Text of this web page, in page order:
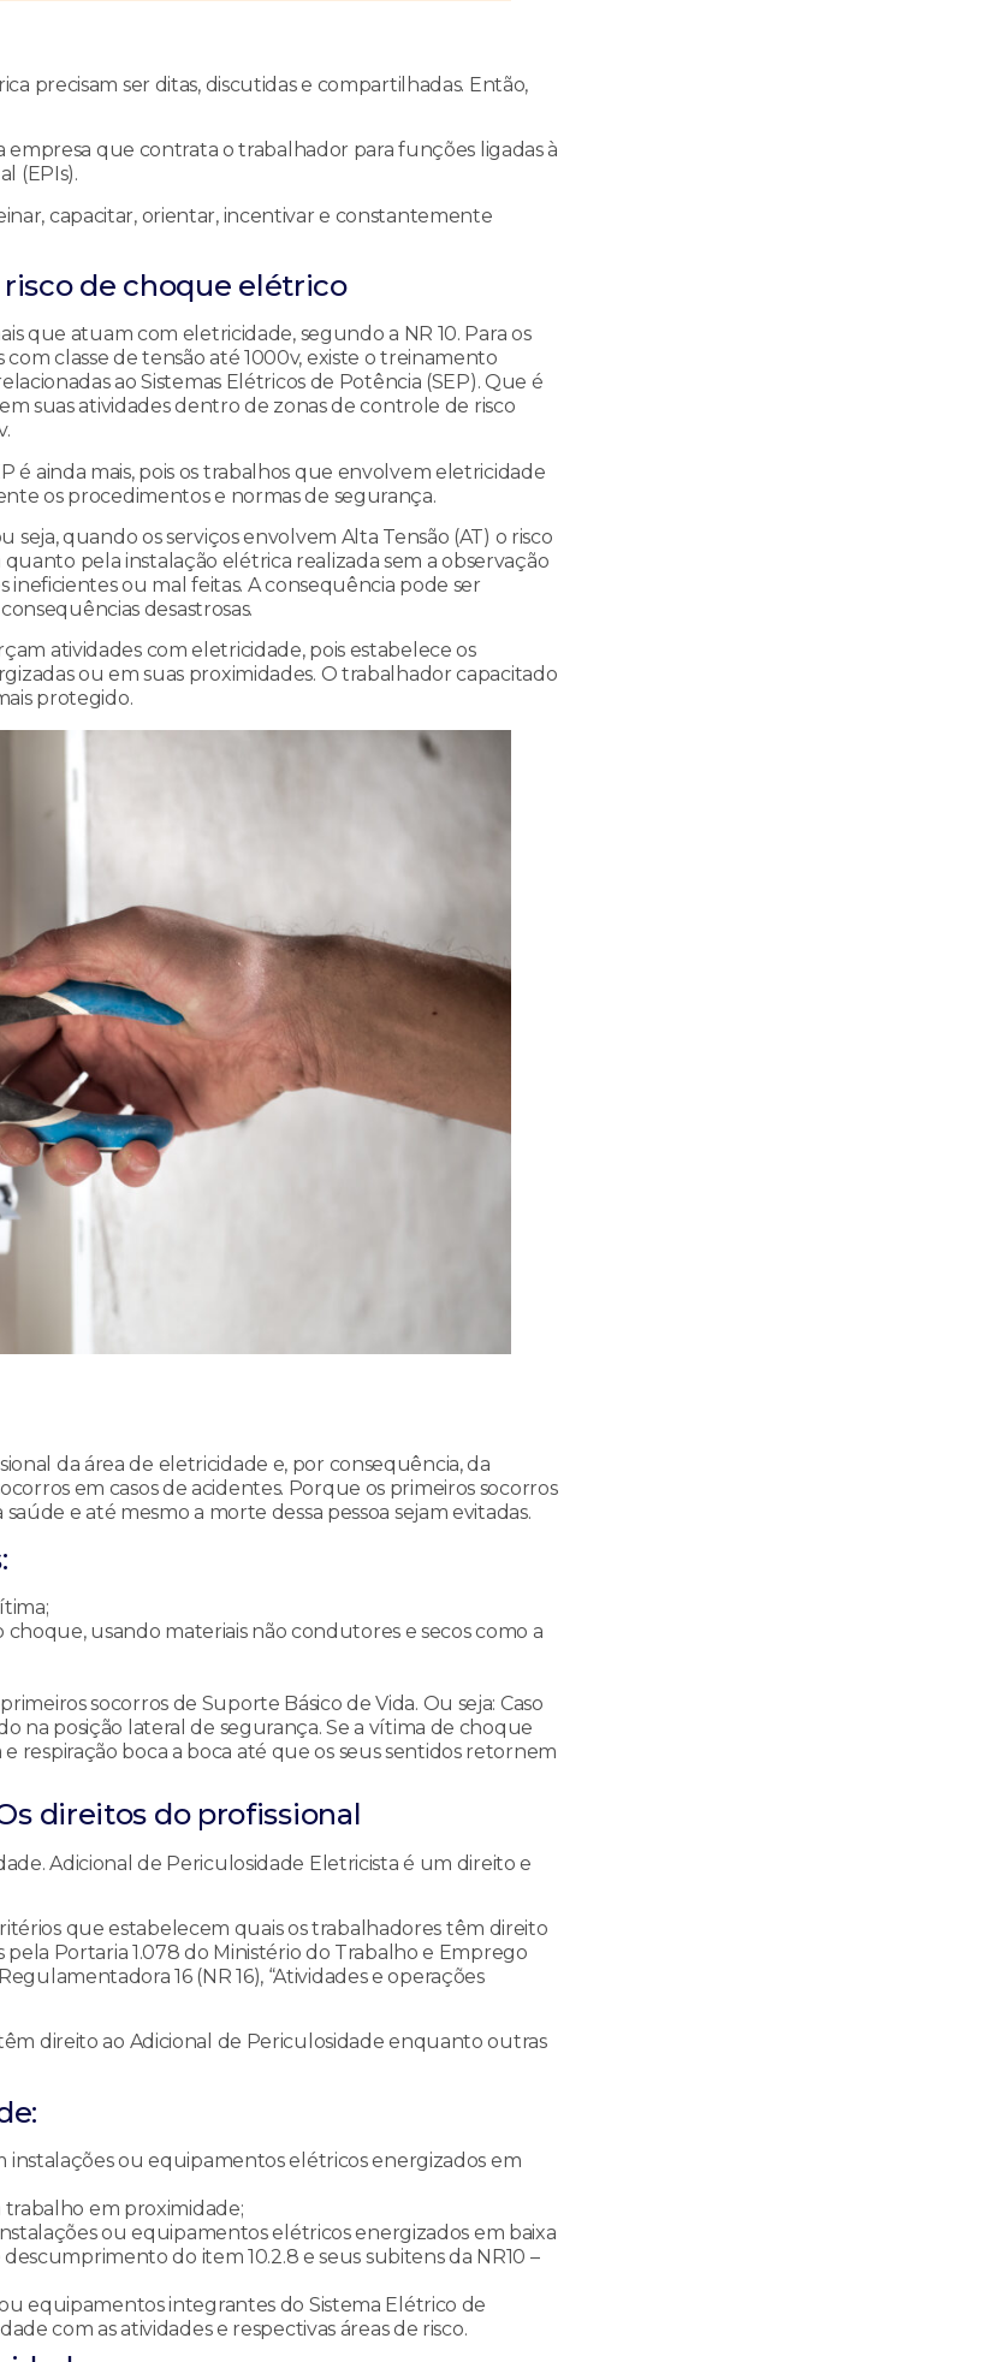
precisam ser ditas, discutidas e compartilhadas. Então,
que contrata o trabalhador para funções ligadas à
(EPIs).
capacitar, orientar, incentivar e constantemente
de choque elétrico
que atuam com eletricidade, segundo a NR 10. Para os
classe de tensão até 1000v, existe o treinamento
ao Sistemas Elétricos de Potência (SEP). Que é
suas atividades dentro de zonas de controle de risco
é ainda mais, pois os trabalhos que envolvem eletricidade
os procedimentos e normas de segurança.
quando os serviços envolvem Alta Tensão (AT) o risco
pela instalação elétrica realizada sem a observação
ou mal feitas. A consequência pode ser
desastrosas.
atividades com eletricidade, pois estabelece os
ou em suas proximidades. O trabalhador capacitado
protegido.
da área de eletricidade e, por consequência, da
em casos de acidentes. Porque os primeiros socorros
e até mesmo a morte dessa pessoa sejam evitadas.
usando materiais não condutores e secos como a
socorros de Suporte Básico de Vida. Ou seja: Caso
na posição lateral de segurança. Se a vítima de choque
respiração boca a boca até que os seus sentidos retornem
direitos do profissional
Adicional de Periculosidade Eletricista é um direito e
que estabelecem quais os trabalhadores têm direito
Portaria 1.078 do Ministério do Trabalho e Emprego
16 (NR 16), “Atividades e operações
direito ao Adicional de Periculosidade enquanto outras
ou equipamentos elétricos energizados em
em proximidade;
ou equipamentos elétricos energizados em baixa
do item 10.2.8 e seus subitens da NR10 –
equipamentos integrantes do Sistema Elétrico de
com as atividades e respectivas áreas de risco.